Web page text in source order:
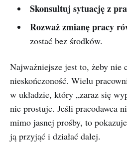
Skonsultuj sytuację z
Rozważ zmianę pracy
zostać bez środków.
Najważniejsze jest to, żeby nie
nieskończoność. Wielu
w układzie, który „zaraz się
nie prostuje. Jeśli pracodawca
mimo jasnej prośby, to
ją przyjąć i działać dalej.